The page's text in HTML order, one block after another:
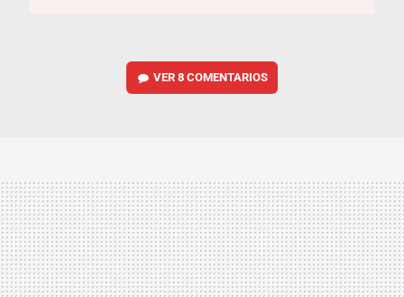
VER8 COMENTARIOS